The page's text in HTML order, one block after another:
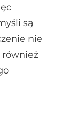
są
nie
również